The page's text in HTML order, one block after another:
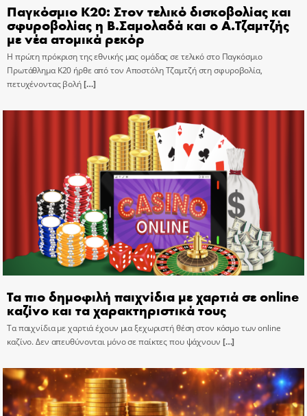
Παγκόσμιο Κ20: Στον τελικό δισκοβολίας και
σφυροβολίας η Β.Σαμολαδά και ο Α.Τζαμτζής
με νέα ατομικά ρεκόρ
Η πρώτη πρόκριση της εθνικής μας ομάδας σε τελικό στο Παγκόσμιο
Πρωτάθλημα Κ20 ήρθε από τον Αποστόλη Τζαμτζή στη σφυροβολία,
πετυχένοντας βολή[…]
Τα πιο δημοφιλή παιχνίδια με χαρτιά σε online
καζίνο και τα χαρακτηριστικά τους
Τα παιχνίδια με χαρτιά έχουν μια ξεχωριστή θέση στον κόσμο των online
καζίνο. Δεν απευθύνονται μόνο σε παίκτες που ψάχνουν […]